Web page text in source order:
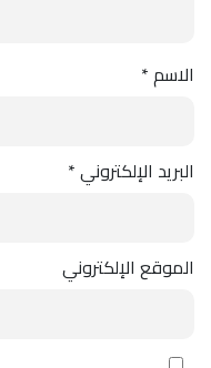
الاسم*
البريد الإلكتروني*
الموقع الإلكتروني